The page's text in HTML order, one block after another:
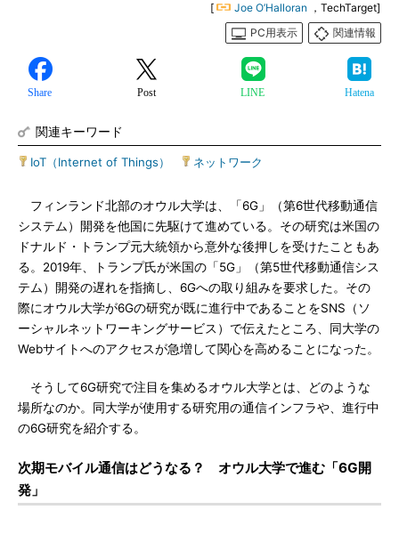
[ Joe O’Halloran ，TechTarget]
PC用表示
関連情報
Share Post LINE Hatena
関連キーワード
IoT（Internet of Things） ネットワーク
フィンランド北部のオウル大学は、「6G」（第6世代移動通信
システム）開発を他国に先駆けて進めている。その研究は米国の
ドナルド・トランプ元大統領から意外な後押しを受けたこともあ
る。2019年、トランプ氏が米国の「5G」（第5世代移動通信シス
テム）開発の遅れを指摘し、6Gへの取り組みを要求した。その
際にオウル大学が6Gの研究が既に進行中であることをSNS（ソ
ーシャルネットワーキングサービス）で伝えたところ、同大学の
Webサイトへのアクセスが急増して関心を高めることになった。
そうして6G研究で注目を集めるオウル大学とは、どのような
場所なのか。同大学が使用する研究用の通信インフラや、進行中
の6G研究を紹介する。
次期モバイル通信はどうなる？ オウル大学で進む「6G開
発」